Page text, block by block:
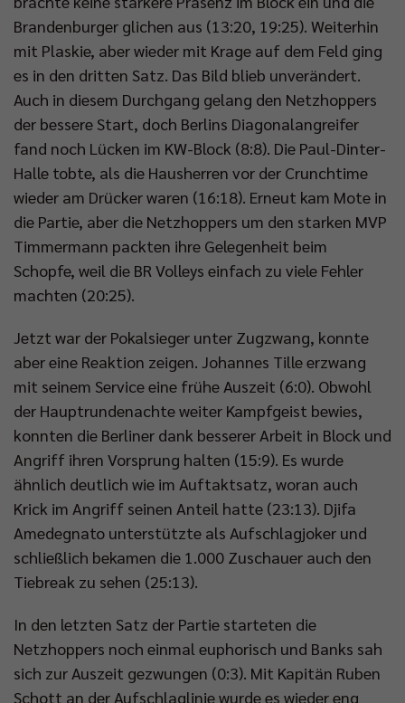
Brandenburger glichen aus (13:20, 19:25). Weiterhin
mit Plaskie, aber wieder mit Krage auf dem Feld ging
es in den dritten Satz. Das Bild blieb unverändert.
Auch in diesem Durchgang gelang den Netzhoppers
der bessere Start, doch Berlins Diagonalangreifer
fand noch Lücken im KW-Block (8:8). Die Paul-Dinter-
Halle tobte, als die Hausherren vor der Crunchtime
wieder am Drücker waren (16:18). Erneut kam Mote in
die Partie, aber die Netzhoppers um den starken MVP
Timmermann packten ihre Gelegenheit beim
Schopfe, weil die BR Volleys einfach zu viele Fehler
machten (20:25).
Jetzt war der Pokalsieger unter Zugzwang, konnte
aber eine Reaktion zeigen. Johannes Tille erzwang
mit seinem Service eine frühe Auszeit (6:0). Obwohl
der Hauptrundenachte weiter Kampfgeist bewies,
konnten die Berliner dank besserer Arbeit in Block und
Angriff ihren Vorsprung halten (15:9). Es wurde
ähnlich deutlich wie im Auftaktsatz, woran auch
Krick im Angriff seinen Anteil hatte (23:13). Djifa
Amedegnato unterstützte als Aufschlagjoker und
schließlich bekamen die 1.000 Zuschauer auch den
Tiebreak zu sehen (25:13).
In den letzten Satz der Partie starteten die
Netzhoppers noch einmal euphorisch und Banks sah
sich zur Auszeit gezwungen (0:3). Mit Kapitän Ruben
Schott an der Aufschlaglinie wurde es wieder eng